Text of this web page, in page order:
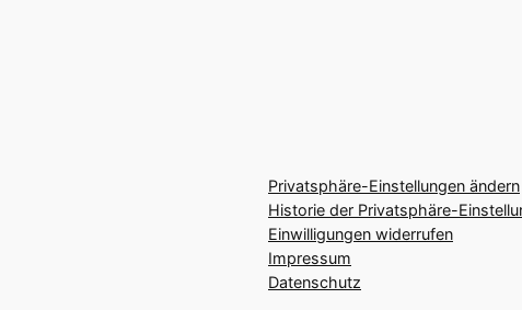
Privatsphäre-Einstellungen ändern
Historie der Privatsphäre-
Einwilligungen widerrufen
Impressum
Datenschutz